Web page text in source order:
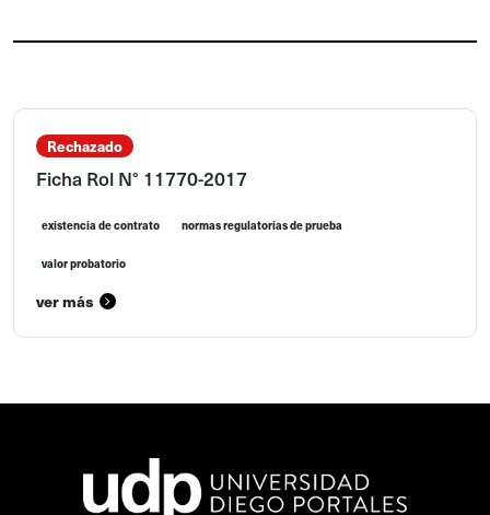
Rechazado
Ficha Rol N° 11770-2017
existencia de contrato normas regulatorias de prueba
valor probatorio
ver más